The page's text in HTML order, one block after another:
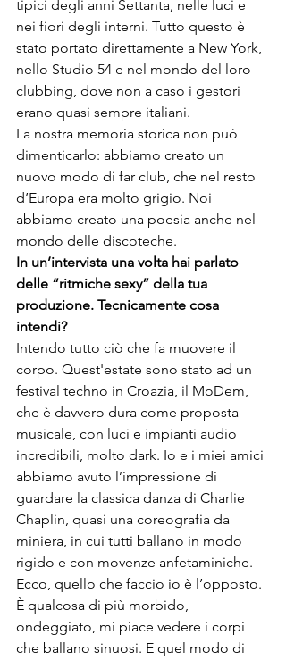
tipici degli anni Settanta, nelle luci e
nei fiori degli interni. Tutto questo è
stato portato direttamente a New York,
nello Studio 54 e nel mondo del loro
clubbing, dove non a caso i gestori
erano quasi sempre italiani.
La nostra memoria storica non può
dimenticarlo: abbiamo creato un
nuovo modo di far club, che nel resto
d’Europa era molto grigio. Noi
abbiamo creato una poesia anche nel
mondo delle discoteche.
In un’intervista una volta hai parlato
delle “ritmiche sexy” della tua
produzione. Tecnicamente cosa
intendi?
Intendo tutto ciò che fa muovere il
corpo. Quest'estate sono stato ad un
festival techno in Croazia, il MoDem,
che è davvero dura come proposta
musicale, con luci e impianti audio
incredibili, molto dark. Io e i miei amici
abbiamo avuto l’impressione di
guardare la classica danza di Charlie
Chaplin, quasi una coreografia da
miniera, in cui tutti ballano in modo
rigido e con movenze anfetaminiche.
Ecco, quello che faccio io è l’opposto.
È qualcosa di più morbido,
ondeggiato, mi piace vedere i corpi
che ballano sinuosi. E quel modo di